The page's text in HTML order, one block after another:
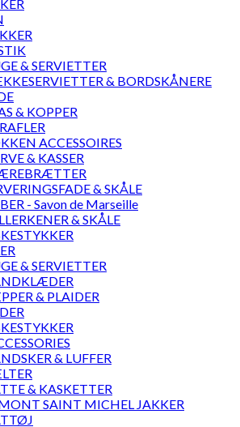
& SERVIETTER
& BORDSKÅNERE
& KOPPER
ACCESSOIRES
& KASSER
& SKÅLE
- Savon de Marseille
& SKÅLE
& SERVIETTER
& PLAIDER
& LUFFER
& KASKETTER
SAINT MICHEL JAKKER